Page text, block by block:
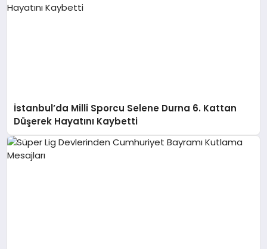
İstanbul’da Milli Sporcu Selene Durna 6. Kattan
Düşerek Hayatını Kaybetti